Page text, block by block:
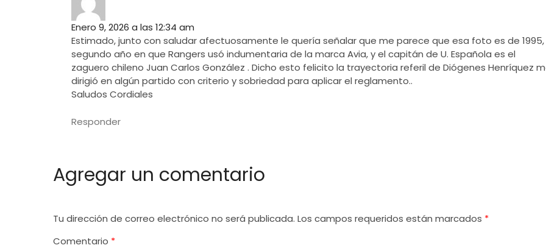
Enero 9, 2026 a las 12:34 am
Estimado, junto con saludar afectuosamente le quería señalar que me parece que esa foto es de 1995,
segundo año en que Rangers usó indumentaria de la marca Avia, y el capitán de U. Española es el
zaguero chileno Juan Carlos González . Dicho esto felicito la trayectoria referil de Diógenes Henríquez
dirigió en algún partido con criterio y sobriedad para aplicar el reglamento..
Saludos Cordiales
Responder
Agregar un comentario
Tu dirección de correo electrónico no será publicada. Los campos requeridos están marcados *
Comentario *